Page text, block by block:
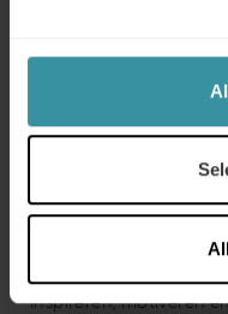
inspireren, motiveren